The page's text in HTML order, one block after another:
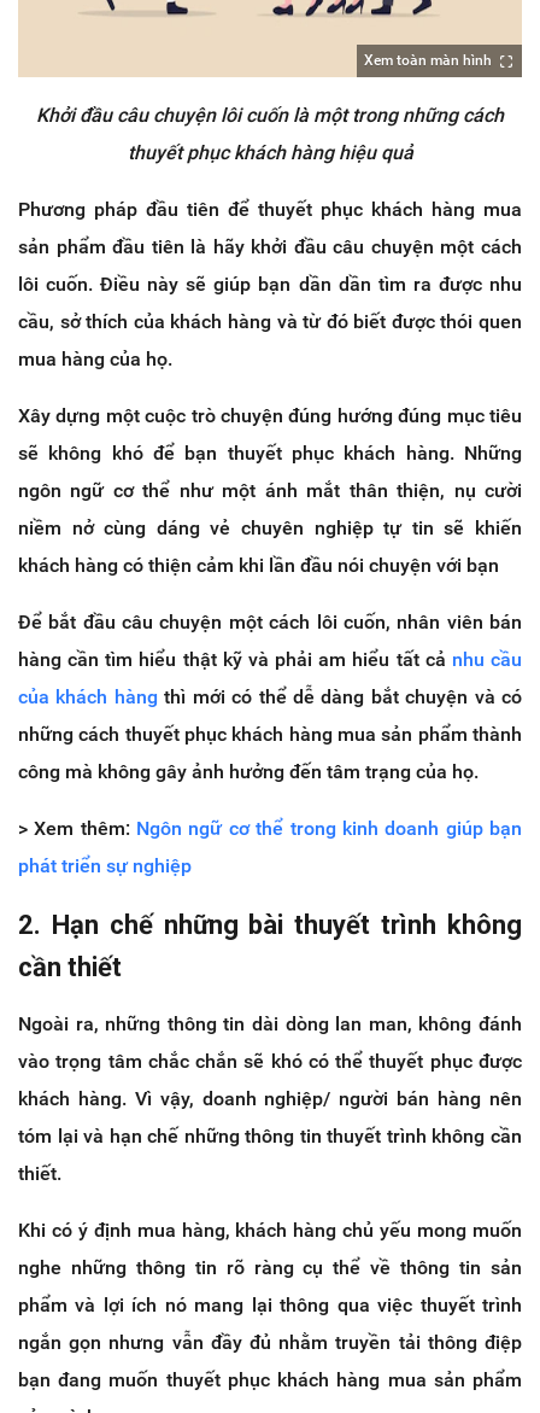
Xem toàn màn hình
Khởi đầu câu chuyện lôi cuốn là một trong những cách
thuyết phục khách hàng hiệu quả
Phương pháp đầu tiên để thuyết phục khách hàng mua
sản phẩm đầu tiên là hãy khởi đầu câu chuyện một cách
lôi cuốn. Điều này sẽ giúp bạn dần dần tìm ra được nhu
cầu, sở thích của khách hàng và từ đó biết được thói quen
mua hàng của họ.
Xây dựng một cuộc trò chuyện đúng hướng đúng mục tiêu
sẽ không khó để bạn thuyết phục khách hàng. Những
ngôn ngữ cơ thể như một ánh mắt thân thiện, nụ cười
niềm nở cùng dáng vẻ chuyên nghiệp tự tin sẽ khiến
khách hàng có thiện cảm khi lần đầu nói chuyện với bạn
Để bắt đầu câu chuyện một cách lôi cuốn, nhân viên bán
hàng cần tìm hiểu thật kỹ và phải am hiểu tất cả nhu cầu
của khách hàng thì mới có thể dễ dàng bắt chuyện và có
những cách thuyết phục khách hàng mua sản phẩm thành
công mà không gây ảnh hưởng đến tâm trạng của họ.
> Xem thêm: Ngôn ngữ cơ thể trong kinh doanh giúp bạn
phát triển sự nghiệp
2. Hạn chế những bài thuyết trình không
cần thiết
Ngoài ra, những thông tin dài dòng lan man, không đánh
vào trọng tâm chắc chắn sẽ khó có thể thuyết phục được
khách hàng. Vì vậy, doanh nghiệp/ người bán hàng nên
tóm lại và hạn chế những thông tin thuyết trình không cần
thiết.
Khi có ý định mua hàng, khách hàng chủ yếu mong muốn
nghe những thông tin rõ ràng cụ thể về thông tin sản
phẩm và lợi ích nó mang lại thông qua việc thuyết trình
ngắn gọn nhưng vẫn đầy đủ nhằm truyền tải thông điệp
bạn đang muốn thuyết phục khách hàng mua sản phẩm